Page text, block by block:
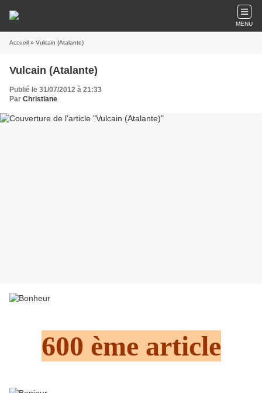
MENU
Accueil » Vulcain (Atalante)
Vulcain (Atalante)
Publié le 31/07/2012 à 21:33
Par Christiane
600 ème article